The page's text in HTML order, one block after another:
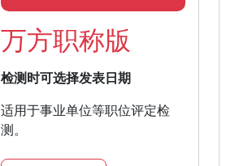
万方职称版
检测时可选择发表日期
适用于事业单位等职位评定检
测。